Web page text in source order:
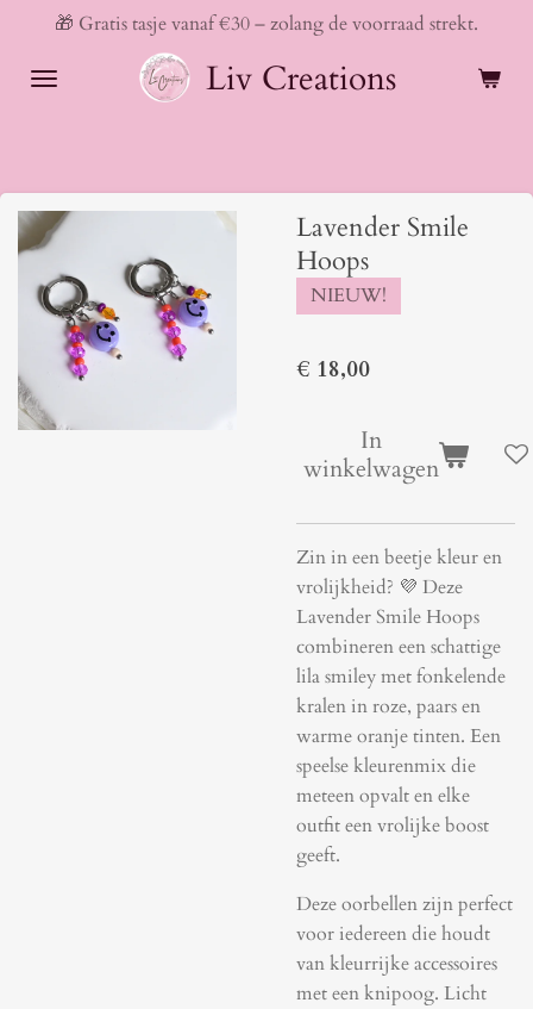
naar
Liv Creations
🎁 Gratis tasje vanaf €30 – zolang de voorraad strekt.
Lavender Smile
Hoops
NIEUW!
€ 18,00
In
winkelwagen
Zin in een beetje kleur en
vrolijkheid? 💜 Deze
Lavender Smile Hoops
combineren een schattige
lila smiley met fonkelende
kralen in roze, paars en
warme oranje tinten. Een
speelse kleurenmix die
meteen opvalt en elke
outfit een vrolijke boost
geeft.
Deze oorbellen zijn perfect
voor iedereen die houdt
van kleurrijke accessoires
met een knipoog. Licht